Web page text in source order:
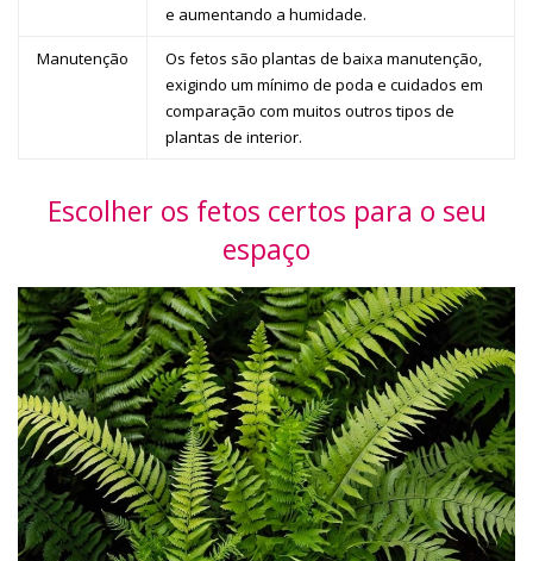
e aumentando a humidade.
Manutenção
Os fetos são plantas de baixa manutenção,
exigindo um mínimo de poda e cuidados em
comparação com muitos outros tipos de
plantas de interior.
Escolher os fetos certos para o seu
espaço